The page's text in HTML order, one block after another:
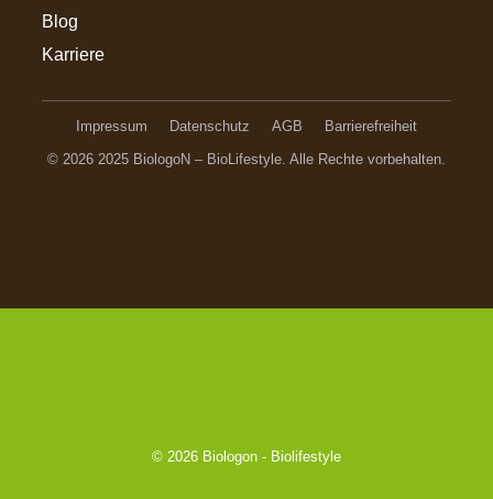
Blog
Karriere
Impressum Datenschutz AGB
Barrierefreiheit
© 2026 2025 BiologoN – BioLifestyle. Alle Rechte vorbehalten.
© 2026 Biologon - Biolifestyle